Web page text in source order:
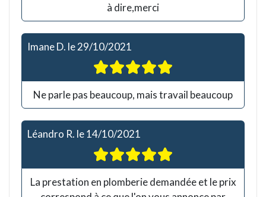
à dire,merci
Imane D. le29/10/2021
Ne parle pas beaucoup, mais travail beaucoup
Léandro R. le14/10/2021
La prestation en plomberie demandée et le prix